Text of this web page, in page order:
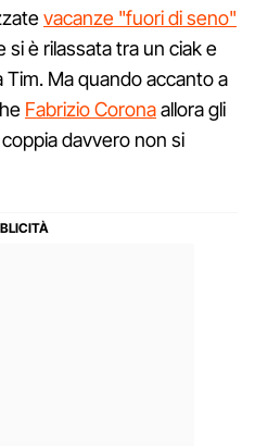
vacanze "fuori di seno"
si è rilassata tra un ciak e
Ma quando accanto a
Fabrizio Coronaallora gli
davvero non si